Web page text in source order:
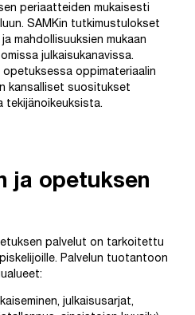
periaatteiden mukaisesti
SAMKin tutkimustulokset
mahdollisuuksien mukaan
julkaisukanavissa.
oppimateriaalin
kansalliset suositukset
tekijänoikeuksista.
ja opetuksen
palvelut on tarkoitettu
Palvelun tuotantoon
julkaisusarjat,